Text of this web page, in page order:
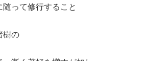
って修行すること
樹の